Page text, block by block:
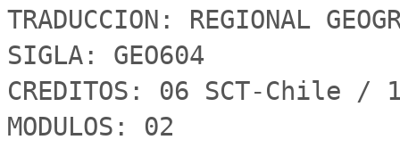
TRADUCCION: REGIONAL
SIGLA: GEO604
CREDITOS: 06 SCT-Chile /
MODULOS: 02